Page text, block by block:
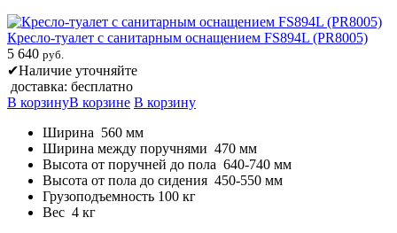
Кресло-туалет с санитарным оснащением FS894L (PR8005)
5 640 руб.
✔Наличие уточняйте
доставка: бесплатно
В корзинуВ корзине В корзину
Ширина 560 мм
Ширина между поручнями 470 мм
Высота от поручней до пола 640-740 мм
Высота от пола до сидения 450-550 мм
Грузоподъемность 100 кг
Вес 4 кг